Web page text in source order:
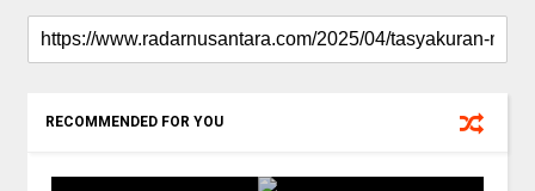
RECOMMENDED FOR YOU